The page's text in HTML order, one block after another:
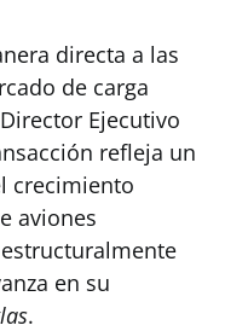
directa a las
de carga
Ejecutivo
refleja un
crecimiento
aviones
en su
.